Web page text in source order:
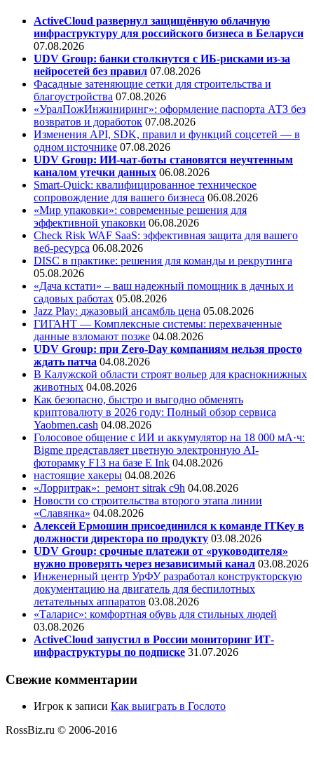
ActiveCloud развернул защищённую облачную
инфраструктуру для российского бизнеса в Беларуси
07.08.2026
UDV Group: банки столкнутся с ИБ-рисками из-за
нейросетей без правил 07.08.2026
Фасадные затеняющие сетки для строительства и
благоустройства 07.08.2026
«УралПожИнжиниринг»: оформление паспорта АТЗ без
возвратов и доработок 07.08.2026
Изменения API, SDK, правил и функций соцсетей — в
одном источнике 07.08.2026
UDV Group: ИИ-чат-боты становятся неучтенным
каналом утечки данных 06.08.2026
Smart-Quick: квалифицированное техническое
сопровождение для вашего бизнеса 06.08.2026
«Мир упаковки»: современные решения для
эффективной упаковки 06.08.2026
Check Risk WAF SaaS: эффективная защита для вашего
веб-ресурса 06.08.2026
DISC в практике: решения для команды и рекрутинга
05.08.2026
«Дача кстати» – ваш надежный помощник в дачных и
садовых работах 05.08.2026
Jazz Play: джазовый ансамбль цена 05.08.2026
ГИГАНТ — Комплексные системы: перехваченные
данные взломают позже 04.08.2026
UDV Group: при Zero-Day компаниям нельзя просто
ждать патча 04.08.2026
В Калужской области строят вольер для краснокнижных
животных 04.08.2026
Как безопасно, быстро и выгодно обменять
криптовалюту в 2026 году: Полный обзор сервиса
Yaobmen.cash 04.08.2026
Голосовое общение с ИИ и аккумулятор на 18 000 мА·ч:
Bigme представляет цветную электронную AI-
фоторамку F13 на базе E Ink 04.08.2026
настоящие хакеры 04.08.2026
«Лорритрак»: ремонт sitrak c9h 04.08.2026
Новости со строительства второго этапа линии
«Славянка» 04.08.2026
Алексей Ермошин присоединился к команде ITKey в
должности директора по продукту 03.08.2026
UDV Group: срочные платежи от «руководителя»
нужно проверять через независимый канал 03.08.2026
Инженерный центр УрФУ разработал конструкторскую
документацию на двигатель для беспилотных
летательных аппаратов 03.08.2026
«Таларис»: комфортная обувь для стильных людей
03.08.2026
ActiveCloud запустил в России мониторинг ИТ-
инфраструктуры по подписке 31.07.2026
Свежие комментарии
Игрок к записи Как выиграть в Гослото
RossBiz.ru © 2006-2016